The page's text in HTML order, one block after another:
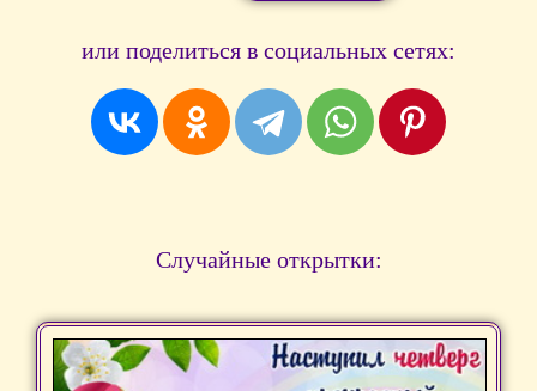
или поделиться в социальных сетях:
Случайные открытки: